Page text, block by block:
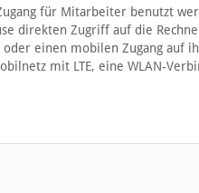
für Mitarbeiter benutzt
direkten Zugriff auf die
einen mobilen Zugang auf
mit LTE, eine WLAN-